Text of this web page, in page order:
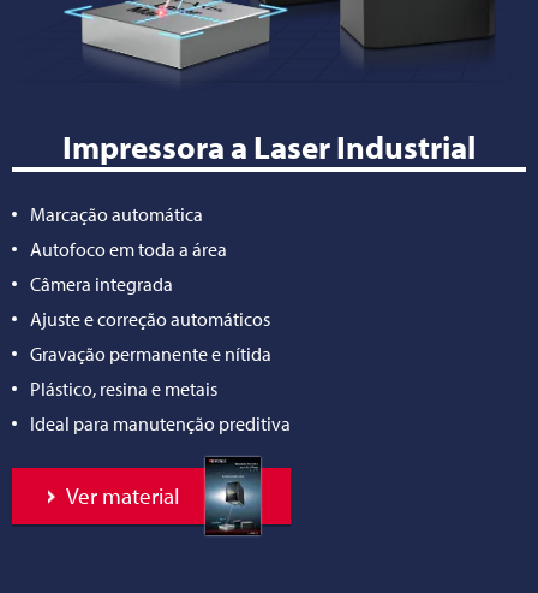
Impressora a Laser Industrial
Marcação automática
Autofoco em toda a área
Câmera integrada
Ajuste e correção automáticos
Gravação permanente e nítida
Plástico, resina e metais
Ideal para manutenção preditiva
Ver material